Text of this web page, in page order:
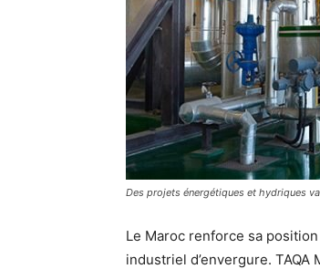
Des projets énergétiques et hydriques
Le Maroc renforce sa
industriel d’envergure.